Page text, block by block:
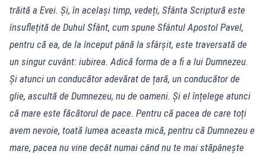
trăită a Evei. Și, în același timp, vedeți, Sfânta Scriptură este
însuflețită de Duhul Sfânt, cum spune Sfântul Apostol Pavel,
pentru că ea, de la început până la sfârșit, este traversată de
un singur cuvânt: iubirea. Adică forma de a fi a lui Dumnezeu.
Și atunci un conducător adevărat de țară, un conducător de
glie, ascultă de Dumnezeu, nu de oameni. Și el înțelege atunci
că mare este făcătorul de pace. Pentru că pacea de care toți
avem nevoie, toată lumea aceasta mică, pentru că Dumnezeu e
mare, pacea nu vine decât numai când nu te mai stăpânește